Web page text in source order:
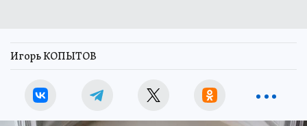
Игорь КОПЫТОВ